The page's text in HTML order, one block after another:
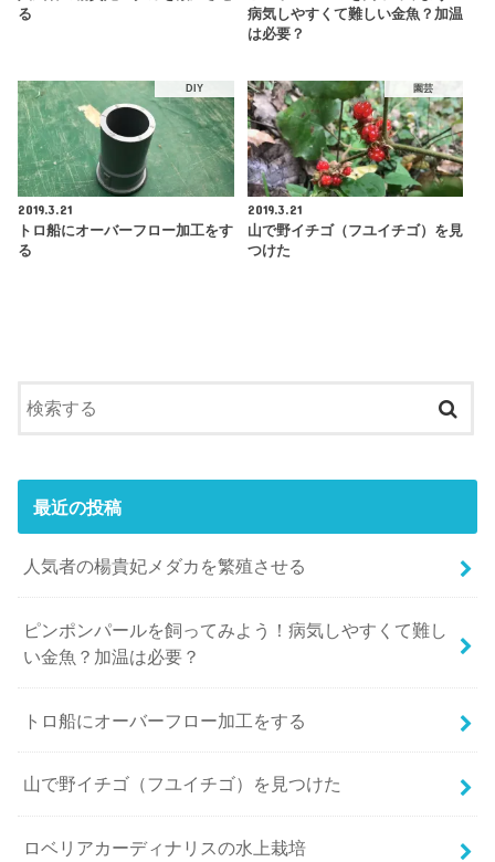
る
病気しやすくて難しい金魚？加温
は必要？
DIY
2019.3.21
トロ船にオーバーフロー加工をす
る
園芸
2019.3.21
山で野イチゴ（フユイチゴ）を見
つけた
最近の投稿
人気者の楊貴妃メダカを繁殖させる
ピンポンパールを飼ってみよう！病気しやすくて難し
い金魚？加温は必要？
トロ船にオーバーフロー加工をする
山で野イチゴ（フユイチゴ）を見つけた
ロベリアカーディナリスの水上栽培